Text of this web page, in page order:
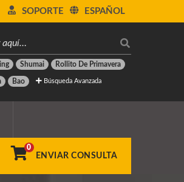
ESPAÑOL
SOPORTE
Shumai Rollito De Primavera
Bao Búsqueda Avanzada
0
ENVIAR CONSULTA